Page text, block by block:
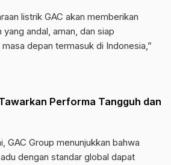
listrik GAC akan memberikan
andal, aman, dan siap
depan termasuk di Indonesia,”
Performa Tangguh dan
GAC Group menunjukkan bahwa
dengan standar global dapat